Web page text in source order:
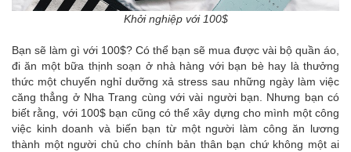
Khởi nghiệp với 100$
Bạn sẽ làm gì với 100$? Có thể bạn sẽ mua được vài bộ quần áo,
đi ăn một bữa thịnh soạn ở nhà hàng với bạn bè hay là thưởng
thức một chuyến nghỉ dưỡng xả stress sau những ngày làm việc
căng thẳng ở Nha Trang cùng với vài người bạn. Nhưng bạn có
biết rằng, với 100$ bạn cũng có thể xây dựng cho mình một công
việc kinh doanh và biến bạn từ một người làm công ăn lương
thành một người chủ cho chính bản thân bạn chứ không một ai